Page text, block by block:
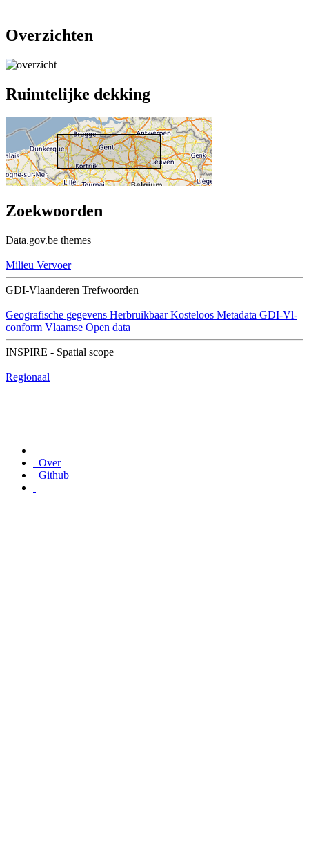
Overzichten
Ruimtelijke dekking
Zoekwoorden
Data.gov.be themes
Milieu Vervoer
GDI-Vlaanderen Trefwoorden
Geografische gegevens Herbruikbaar Kosteloos Metadata GDI-Vl-
conform Vlaamse Open data
INSPIRE - Spatial scope
Regionaal
Over
Github